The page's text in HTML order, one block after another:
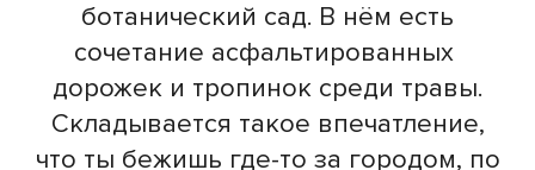
ботанический сад. В нём есть
сочетание асфальтированных
дорожек и тропинок среди травы.
Складывается такое впечатление,
что ты бежишь где-то за городом, по